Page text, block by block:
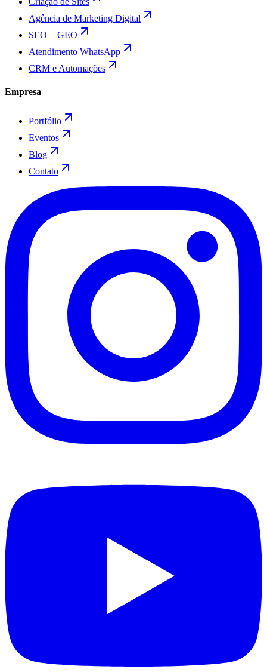
Agência de Marketing Digital
SEO + GEO
Atendimento WhatsApp
CRM e Automações
Empresa
Portfólio
Eventos
Blog
Contato